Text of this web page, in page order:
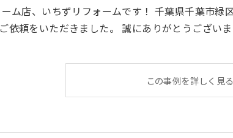
誠にありがとうございます！ 屋根の色あ
この事例を詳しく見る